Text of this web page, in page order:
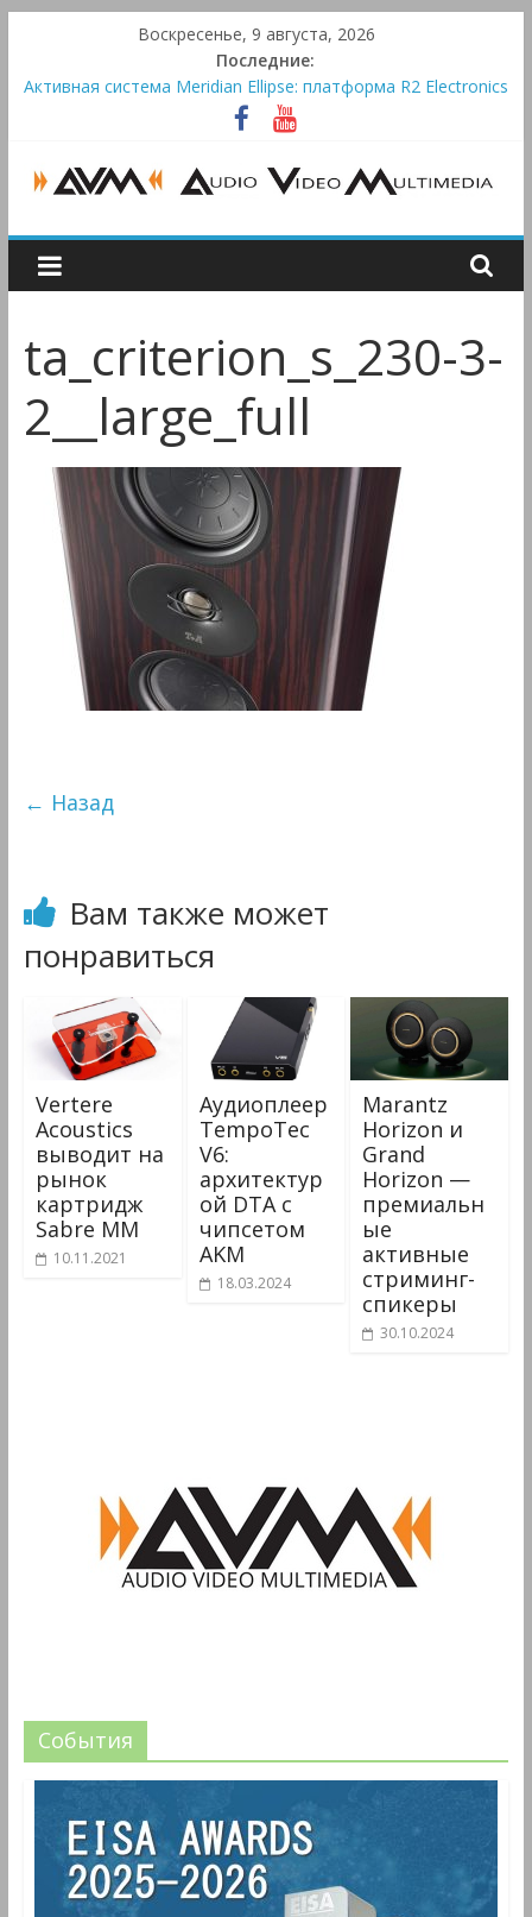
content
Воскресенье, 9 августа, 2026
Последние:
Активная система Meridian Ellipse: платформа R2 Electronics
Platform и программное ядро Atlas Ellipse
Bluetooth-колонки Marshall Emberton III и Willen II:
крикливые и выносливые
Преамп Schiit Saga 2: лестничная громкость, пассивный или
Victrola Automatic — традиционный виниловый автомат,
дополненный Bluetooth
AUDIO,
VIDEO
&
MULTIMEDIA
Аудио,
Видео
Мультимедиа
ta_criterion_s_230-3-
2__large_full
← Назад
Вам также может
понравиться
Vertere
Acoustics
выводит на
рынок
картридж
Sabre MM
10.11.2021
Аудиоплеер
TempoTec
V6:
архитектур
ой DTA с
чипсетом
AKM
18.03.2024
Marantz
Horizon и
Grand
Horizon —
премиальн
ые
активные
стриминг-
спикеры
30.10.2024
События